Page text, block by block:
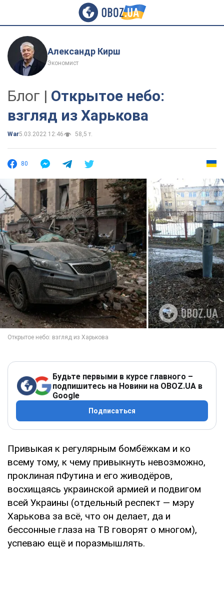
Александр Кирш
Экономист
Блог | Открытое небо:
взгляд из Харькова
War5.03.2022 12:46 58,5 т.
80
Будьте первыми в курсе главного –
подпишитесь на Новини на OBOZ.UA в
Google
Подписаться
Привыкая к регулярным бомбёжкам и ко
всему тому, к чему привыкнуть невозможно,
проклиная пФутина и его живодёров,
восхищаясь украинской армией и подвигом
всей Украины (отдельный респект — мэру
Харькова за всё, что он делает, да и
бессонные глаза на ТВ говорят о многом),
успеваю ещё и поразмышлять.